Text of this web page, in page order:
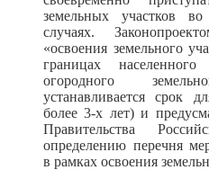
земельных участков
случаях.
«освоения земельного
границах
огородного
устанавливается срок
более 3-х лет) и
Правительства
определению перечня
в рамках освоения